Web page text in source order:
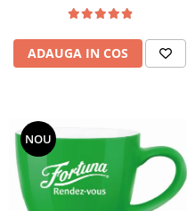
ADAUGA IN COS
NOU